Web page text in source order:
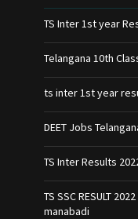
TS Inter 1st year
Telangana 10th
ts inter 1st year
DEET Jobs
TS Inter Results
TS SSC RESULT
manabadi